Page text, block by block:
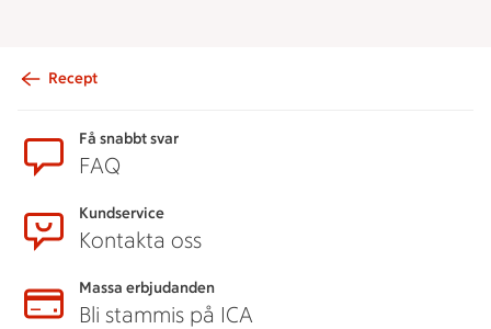
Recept
Få snabbt svar
FAQ
Kundservice
Kontakta oss
Massa erbjudanden
Bli stammis på ICA